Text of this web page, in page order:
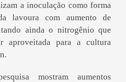
a inoculação como forma
lavoura com aumento de
ainda o nitrogênio que
aproveitada para a cultura
mostram aumentos